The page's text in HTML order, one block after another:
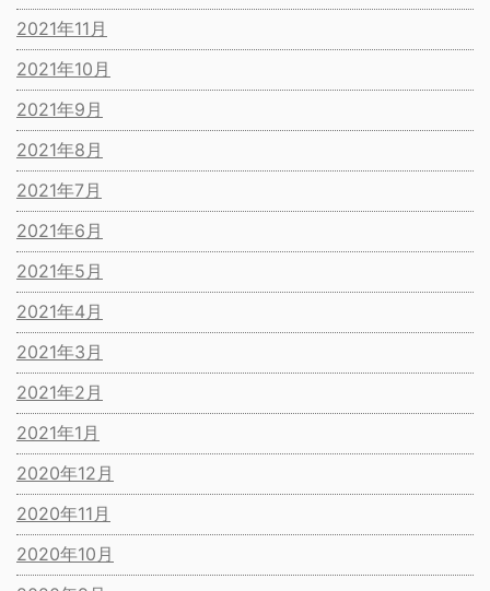
2021年11月
2021年10月
2021年9月
2021年8月
2021年7月
2021年6月
2021年5月
2021年4月
2021年3月
2021年2月
2021年1月
2020年12月
2020年11月
2020年10月